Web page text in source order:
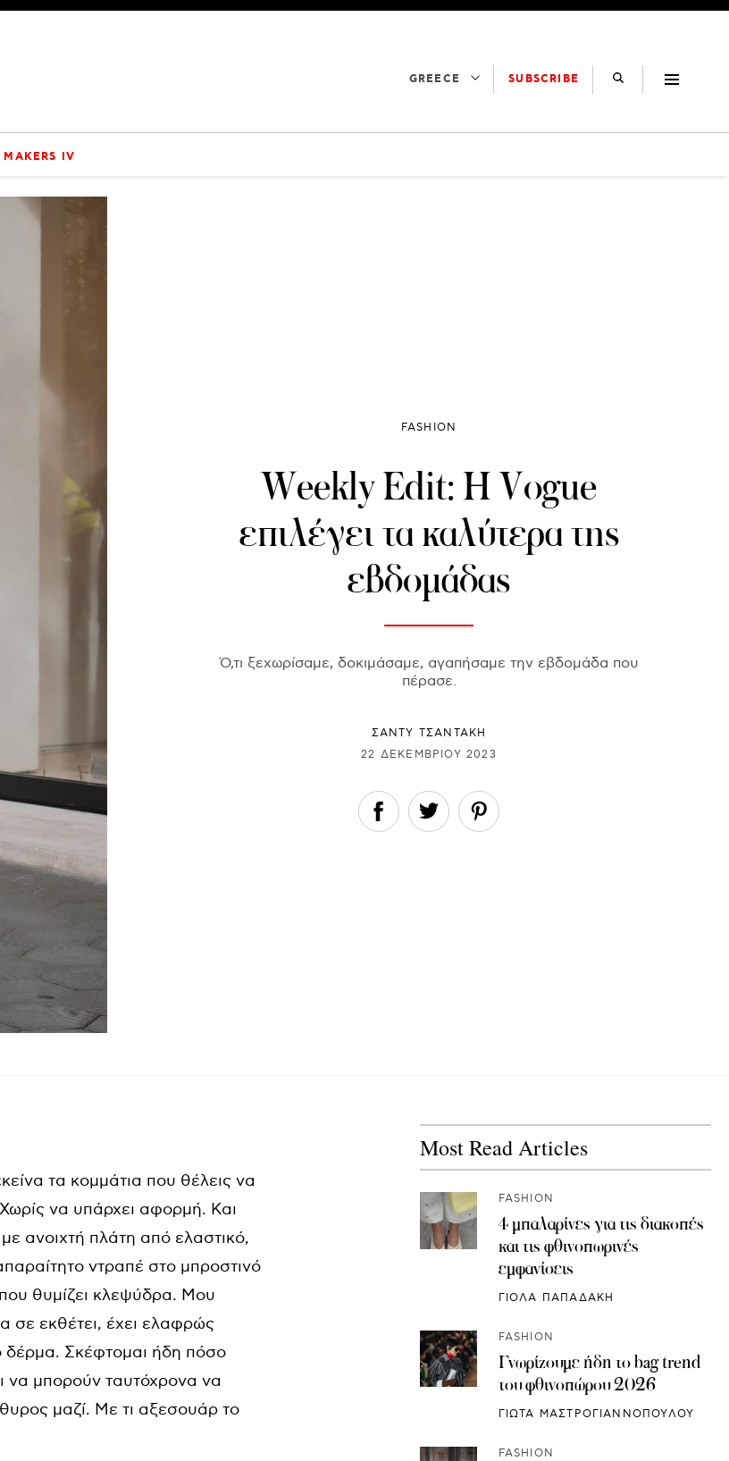
GREECE SUBSCRIBE
MAKERS IV
FASHION
Weekly Edit: Η Vogue
επιλέγει τα καλύτερα της
εβδομάδας
Ό,τι ξεχωρίσαμε, δοκιμάσαμε, αγαπήσαμε την εβδομάδα που
πέρασε.
ΣΑΝΤΥ ΤΣΑΝΤΑΚΗ
22 ΔΕΚΕΜΒΡΊΟΥ 2023
τα κομμάτια που θέλεις να
να υπάρχει αφορμή. Και
με ανοιχτή πλάτη από ελαστικό,
ντραπέ στο μπροστινό
θυμίζει κλεψύδρα. Μου
σε εκθέτει, έχει ελαφρώς
δέρμα. Σκέφτομαι ήδη πόσο
να μπορούν ταυτόχρονα να
μαζί. Με τι αξεσουάρ το
Most Read Articles
FASHION
4 μπαλαρίνες για τις διακοπές
και τις φθινοπωρινές
εμφανίσεις
ΓΙΟΛΑ ΠΑΠΑΔΑΚΗ
FASHION
Γνωρίζουμε ήδη το bag trend
του φθινοπώρου 2026
ΓΙΩΤΑ ΜΑΣΤΡΟΓΙΑΝΝΟΠΟΥΛΟΥ
FASHION